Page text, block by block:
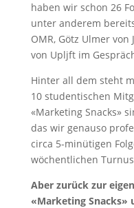
haben wir schon 26
unter anderem
OMR, Götz Ulmer
von Upljft im
Hinter all dem steht
10 studentischen
«Marketing Snacks»
das wir genauso
circa 5-minütigen
wöchentlichen
Aber zurück zur
«Marketing Snacks»